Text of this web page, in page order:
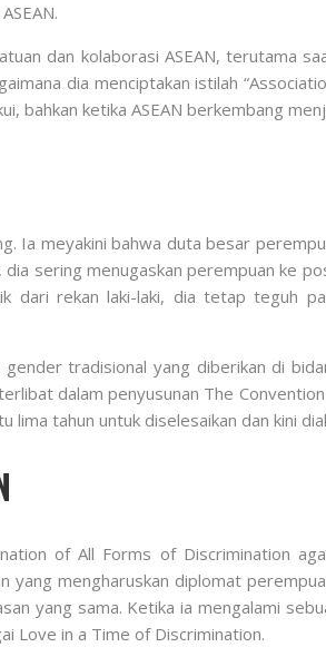
dan kolaborasi ASEAN, terutama
dia menciptakan istilah
bahkan ketika ASEAN berkembang
Ia meyakini bahwa duta besar
sering menugaskan perempuan ke
dari rekan laki-laki, dia tetap teguh
tradisional yang diberikan di
dalam penyusunan The
tahun untuk diselesaikan dan kini
of All Forms of Discrimination
mengharuskan diplomat
yang sama. Ketika ia mengalami
Love in a Time of Discrimination.